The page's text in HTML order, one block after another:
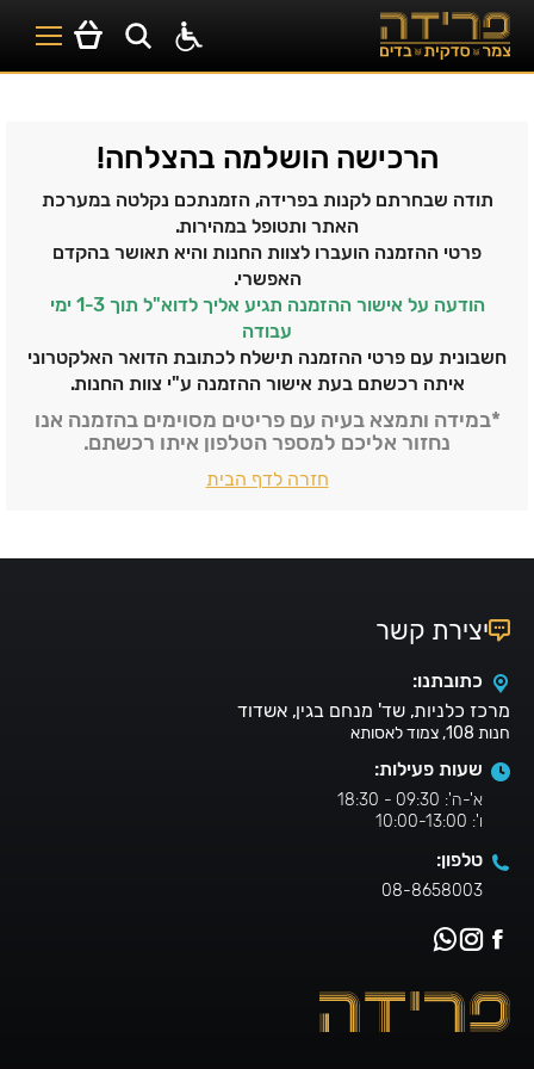
הרכישה הושלמה בהצלחה!
תודה שבחרתם לקנות בפרידה,הזמנתכם נקלטה במערכת
האתר ותטופל במהירות.
פרטי ההזמנה הועברו לצוות החנות והיא תאושר בהקדם
האפשרי.
הודעה על אישור ההזמנה תגיע אליך לדוא"ל תוך 1-3 ימי
עבודה
חשבונית עם פרטי ההזמנה תישלח לכתובת הדואר האלקטרוני
איתה רכשתם בעת אישור ההזמנה ע"י צוות החנות.
*במידה ותמצא בעיה עם פריטים מסוימים בהזמנה אנו
נחזור אליכם למספר הטלפון איתו רכשתם.
חזרה לדף הבית
יצירת קשר
כתובתנו:
מרכז כלניות, שד' מנחם בגין, אשדוד
חנות 108, צמוד לאסותא
שעות פעילות:
א'-ה': 09:30 - 18:30
ו': 10:00-13:00
טלפון:
08-8658003